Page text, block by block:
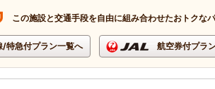
この施設と交通手段を自由に組み合わせたおトクな
/特急付プラン一覧へ 航空券付プラ